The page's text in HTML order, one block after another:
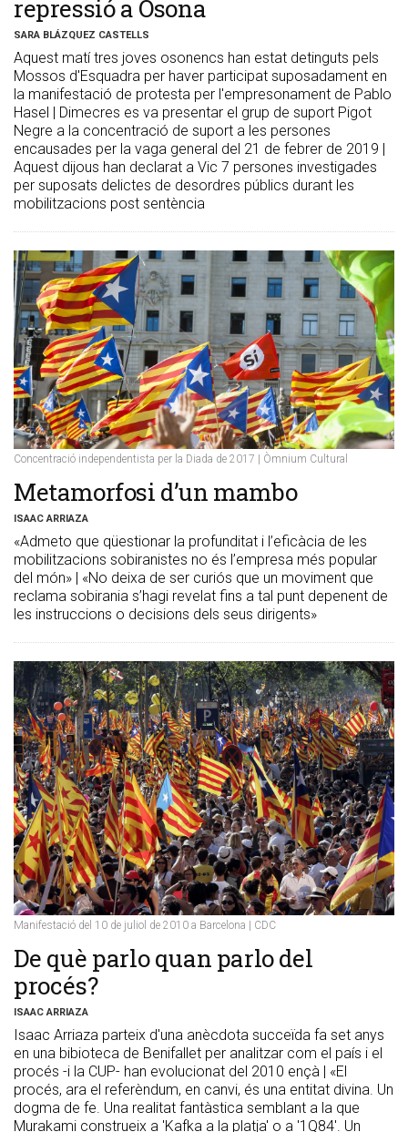
repressió a Osona
SARA BLÁZQUEZ CASTELLS
Aquest matí tres joves osonencs han estat detinguts pels
Mossos d'Esquadra per haver participat suposadament en
la manifestació de protesta per l'empresonament de Pablo
Hasel | Dimecres es va presentar el grup de suport Pigot
Negre a la concentració de suport a les persones
encausades per la vaga general del 21 de febrer de 2019 |
Aquest dijous han declarat a Vic 7 persones investigades
per suposats delictes de desordres públics durant les
mobilitzacions post sentència
Concentració independentista per la Diada de 2017 | Òmnium Cultural
Metamorfosi d’un mambo
ISAAC ARRIAZA
«Admeto que qüestionar la profunditat i l’eficàcia de les
mobilitzacions sobiranistes no és l’empresa més popular
del món» | «No deixa de ser curiós que un moviment que
reclama sobirania s’hagi revelat fins a tal punt depenent de
les instruccions o decisions dels seus dirigents»
Manifestació del 10 de juliol de 2010 a Barcelona | CDC
​De què parlo quan parlo del
procés?
ISAAC ARRIAZA
Isaac Arriaza parteix d'una anècdota succeïda fa set anys
en una bibioteca de Benifallet per analitzar com el país i el
procés -i la CUP- han evolucionat del 2010 ençà | «El
procés, ara el referèndum, en canvi, és una entitat divina. Un
dogma de fe. Una realitat fantàstica semblant a la que
Murakami construeix a 'Kafka a la platja' o a '1Q84'. Un